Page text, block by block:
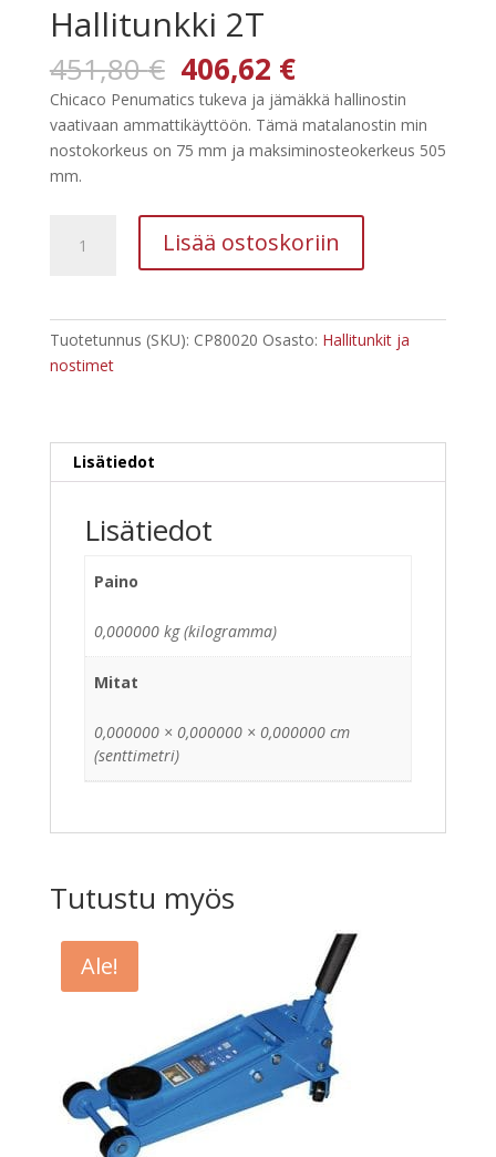
Hallitunkki 2T
451,80€ Alkuperäinen
hinta
oli:
451,80 €.
406,62 €Nykyinen
hinta
on:
406,62 €.
Chicaco Penumatics tukeva ja jämäkkä hallinostin
vaativaan ammattikäyttöön. Tämä matalanostin min
nostokorkeus on 75 mm ja maksiminosteokerkeus 505
mm.
Lisää ostoskoriin
Tuotetunnus (SKU): CP80020 Osasto: Hallitunkit ja
nostimet
Lisätiedot
Lisätiedot
Paino
0,000000 kg (kilogramma)
Mitat
0,000000 × 0,000000 × 0,000000 cm
(senttimetri)
Tutustu myös
Ale!